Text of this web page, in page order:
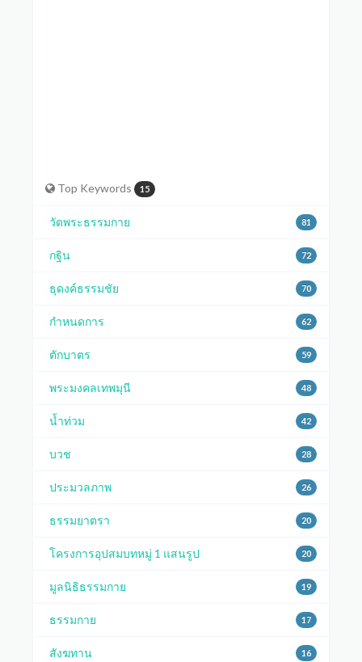
Top Keywords 15
วัดพระธรรมกาย 81
กฐิน 72
ธุดงค์ธรรมชัย 70
กำหนดการ 62
ตักบาตร 59
พระมงคลเทพมุนี 48
น้ำท่วม 42
บวช 28
ประมวลภาพ 26
ธรรมยาตรา 20
โครงการอุปสมบทหมู่ 1 แสนรูป 20
มูลนิธิธรรมกาย 19
ธรรมกาย 17
สังฆทาน 16